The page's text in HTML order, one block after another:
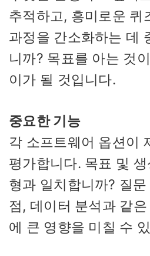
추적하고, 흥미로운 퀴
과정을 간소화하는 데
니까? 목표를 아는 것
이가 될 것입니다.
중요한 기능
각 소프트웨어 옵션이
평가합니다. 목표 및
형과 일치합니까? 질
점, 데이터 분석과 같
에 큰 영향을 미칠 수